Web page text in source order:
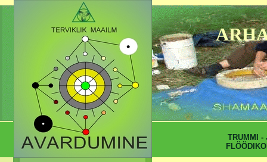
TRUMMI -